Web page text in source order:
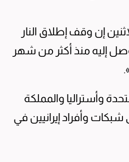
إن وقف إطلاق النار
إليه منذ أكثر من شهر
وأستراليا والمملكة
وأفراد إيرانيين في